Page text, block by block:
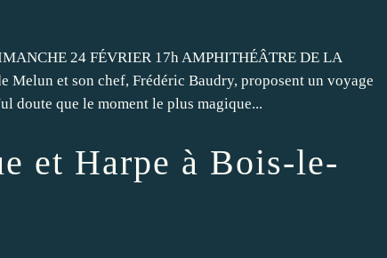
24 FÉVRIER 17h AMPHITHÉÂTRE DE LA
Melun et son chef, Frédéric Baudry, proposent un voyage
doute que le moment le plus magique...
et Harpe à Bois-le-